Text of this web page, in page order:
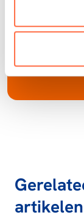
Op onze
artikelen